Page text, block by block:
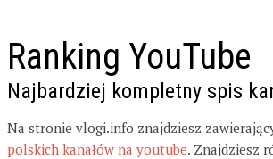
Ranking YouTube
Najbardziej kompletny spis
Na stronie vlogi.info znajdziesz
polskich kanałów na youtube. Znajdziesz